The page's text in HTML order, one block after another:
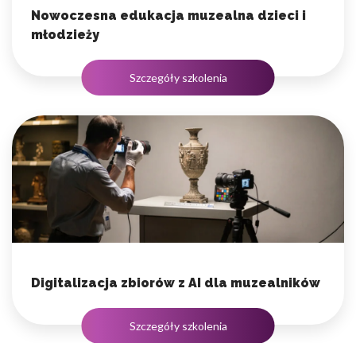
Nowoczesna edukacja muzealna dzieci i
młodzieży
Szczegóły szkolenia
Digitalizacja zbiorów z AI dla muzealników
Szczegóły szkolenia